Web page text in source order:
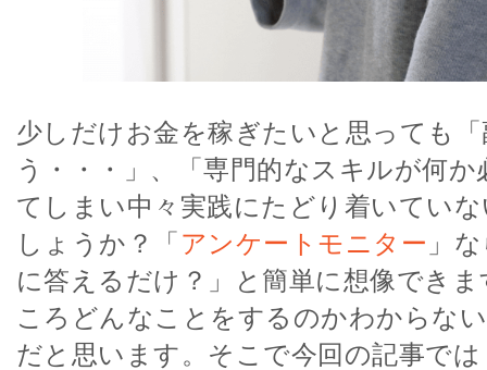
少しだけお金を稼ぎたいと思っても
う・・・」、「専門的なスキルが何か
てしまい中々実践にたどり着いてい
しょうか？「アンケートモニター 」
に答えるだけ？」と簡単に想像でき
ころどんなことをするのかわからな
だと思います。そこで今回の記事で